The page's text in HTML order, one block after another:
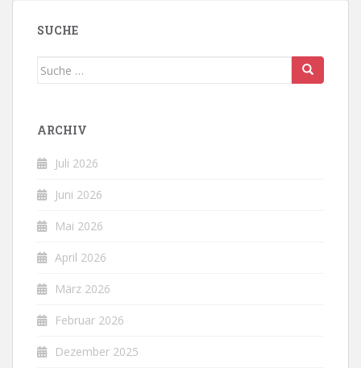
SUCHE
Suche
ARCHIV
Juli 2026
Juni 2026
Mai 2026
April 2026
März 2026
Februar 2026
Dezember 2025